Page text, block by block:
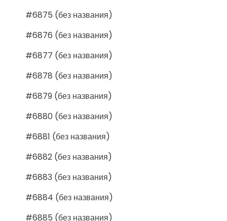
#6875 (без названия)
#6876 (без названия)
#6877 (без названия)
#6878 (без названия)
#6879 (без названия)
#6880 (без названия)
#6881 (без названия)
#6882 (без названия)
#6883 (без названия)
#6884 (без названия)
#6885 (без названия)